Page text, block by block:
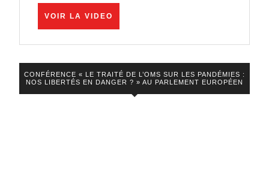
VOIR LA VIDEO
CONFÉRENCE « LE TRAITÉ DE L’OMS SUR LES PANDÉMIES :
NOS LIBERTÉS EN DANGER ? » AU PARLEMENT EUROPÉEN